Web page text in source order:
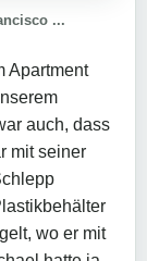
...
Apartment
auch, dass
mit seiner
wo er mit